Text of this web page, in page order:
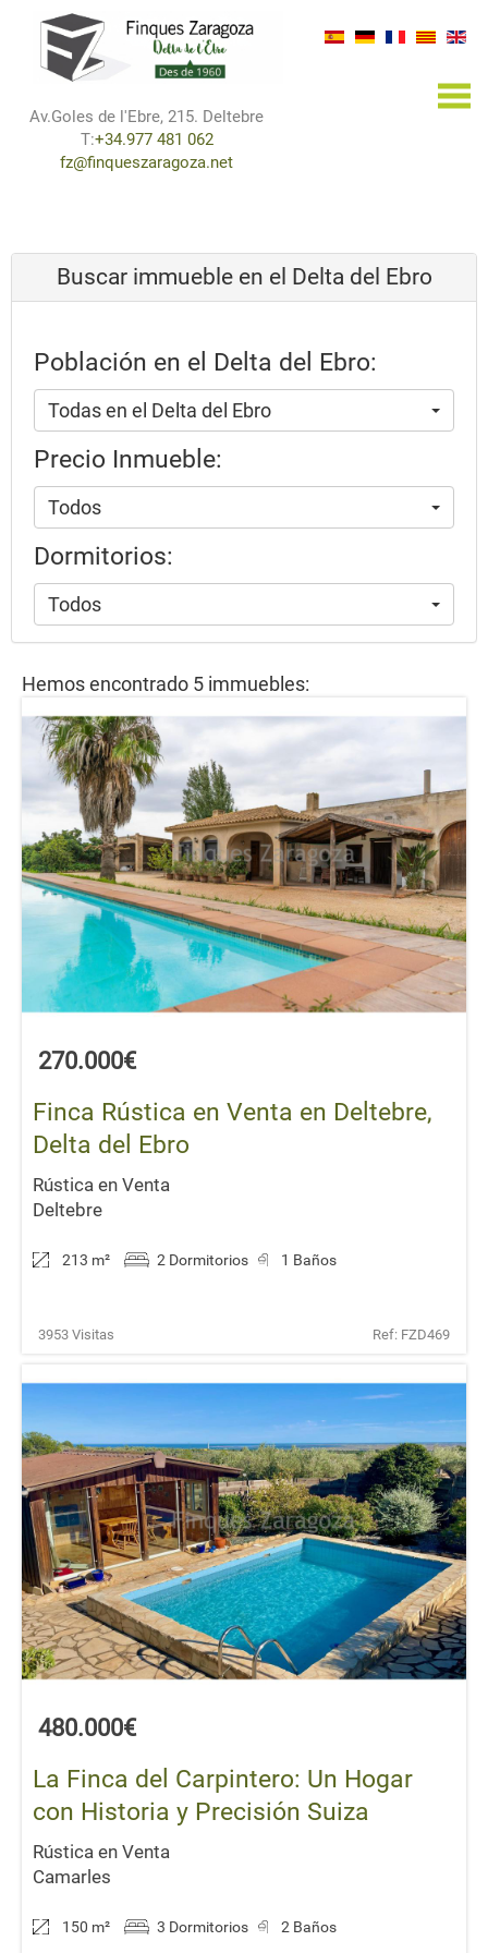
Av.Goles de l'Ebre, 215. Deltebre
T:+34.977 481 062
fz@finqueszaragoza.net
×
Buscar immueble en el Delta del Ebro
Población en el Delta del Ebro:
Todas en el Delta del Ebro
Precio Inmueble:
Todos
Dormitorios:
Todos
Hemos encontrado 5 immuebles:
270.000€
Finca Rústica en Venta en Deltebre,
Delta del Ebro
Rústica en Venta
Deltebre
213 m² 2 Dormitorios 1 Baños
3953 Visitas Ref: FZD469
480.000€
La Finca del Carpintero: Un Hogar
con Historia y Precisión Suiza
Rústica en Venta
Camarles
150 m² 3 Dormitorios 2 Baños